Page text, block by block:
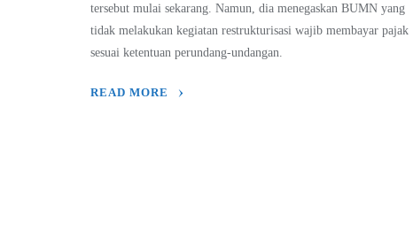
tersebut mulai sekarang. Namun, dia menegaskan BUMN yang
tidak melakukan kegiatan restrukturisasi wajib membayar pajak
sesuai ketentuan perundang-undangan.
READ MORE